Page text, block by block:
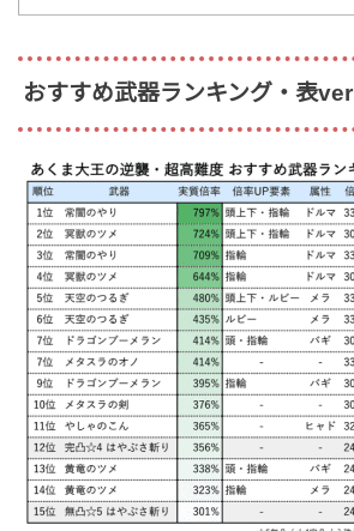
おすすめ武器ランキング・表ver